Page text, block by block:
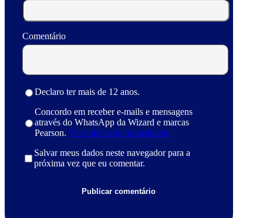
Comentário
Declaro ter mais de 12 anos.
Concordo em receber e-mails e mensagens
através do WhatsApp da Wizard e marcas
Pearson. Ver política de privacidade.
Salvar meus dados neste navegador para a
próxima vez que eu comentar.